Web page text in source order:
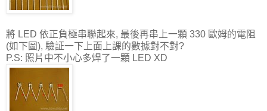
將 LED 依正負極串聯起來, 最後再串上一顆 330 歐姆的電阻
(如下圖), 驗証一下上面上課的數據對不對?
P.S: 照片中不小心多焊了一顆 LED XD